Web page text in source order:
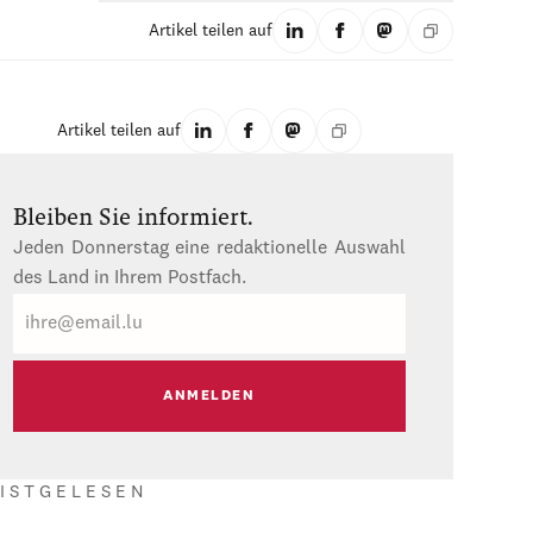
Artikel teilen auf
Artikel teilen auf
Bleiben Sie informiert.
Jeden Donnerstag eine redaktionelle Auswahl
des Land in Ihrem Postfach.
Mail